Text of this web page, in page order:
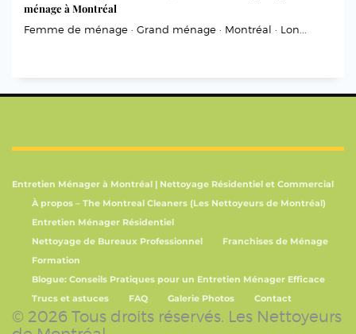
ménage à Montréal
Femme de ménage · Grand ménage · Montréal · Lon...
Entretien Ménager à Montréal | Nettoyage Résidentiel et Commercial
À propos – The Montreal Cleaners (Les Nettoyeurs de Montréal)
Entretien Ménager Résidentiel
Nettoyage de Bureaux Professionnel
Franchises de Ménage
Formation
Blogue: Conseils Pratiques pour un Entretien Ménager Efficace
Trucs et astuces
FAQ Galerie Photos Contact
© 2026 Tous droits réservés. Les Nettoyeurs